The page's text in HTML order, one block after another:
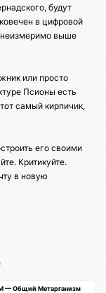
будут
в цифровой
неизмеримо выше
или просто
Псионы есть
самый кирпичик,
его своими
Критикуйте.
в новую
— Общий Метарганизм